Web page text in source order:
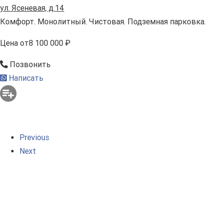
ул. Ясеневая, д.14
Комфорт. Монолитный. Чистовая. Подземная парковка.
Цена от8 100 000 ₽
Позвонить
Написать
Previous
Next